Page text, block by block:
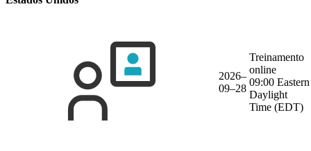
2026–
09–28
Treinamento
online
09:00 Eastern
Daylight
Time (EDT)